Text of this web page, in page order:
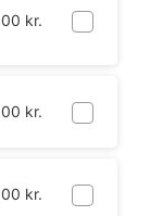
kr.
kr.
kr.